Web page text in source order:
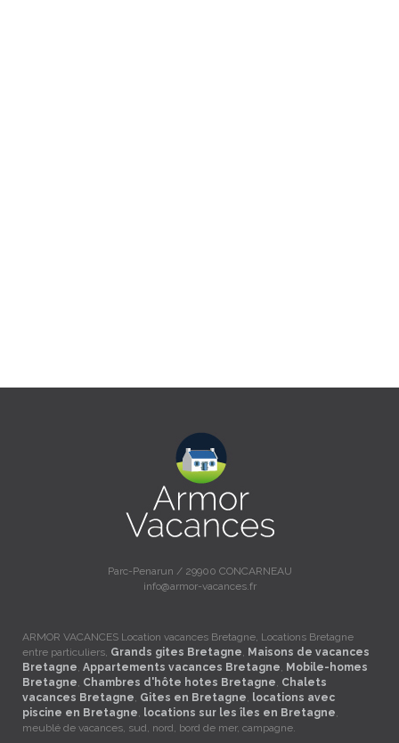
Parc-Penarun / 29900 CONCARNEAU
info@armor-vacances.fr
ARMOR VACANCES Location vacances Bretagne, Locations Bretagne
entre particuliers, Grands gites Bretagne, Maisons de vacances
Bretagne, Appartements vacances Bretagne, Mobile-homes
Bretagne, Chambres d'hôte hotes Bretagne, Chalets
vacances Bretagne, Gites en Bretagne, locations avec
piscine en Bretagne, locations sur les îles en Bretagne,
meublé de vacances, sud, nord, bord de mer, campagne.